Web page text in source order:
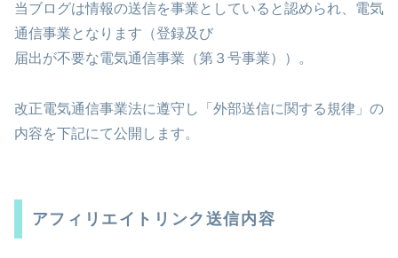
当ブログは情報の送信を事業としていると認められ、電気
通信事業となります（登録及び
届出が不要な電気通信事業（第３号事業））。
改正電気通信事業法に遵守し「外部送信に関する規律」の
内容を下記にて公開します。
アフィリエイトリンク送信内容